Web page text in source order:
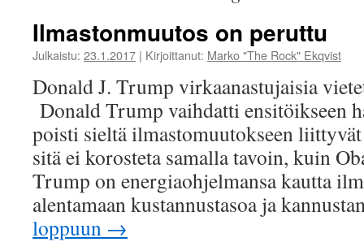
Ilmastonmuutos on peruttu
Julkaistu: 23.1.2017 | Kirjoittanut: Marko "The Rock" Ekqvist
Donald J. Trump virkaanastujaisia
Donald Trump vaihdatti ensitöikseen
poisti sieltä ilmastomuutokseen
sitä ei korosteta samalla tavoin, kuin
Trump on energiaohjelmansa kautta
alentamaan kustannustasoa ja
loppuun →